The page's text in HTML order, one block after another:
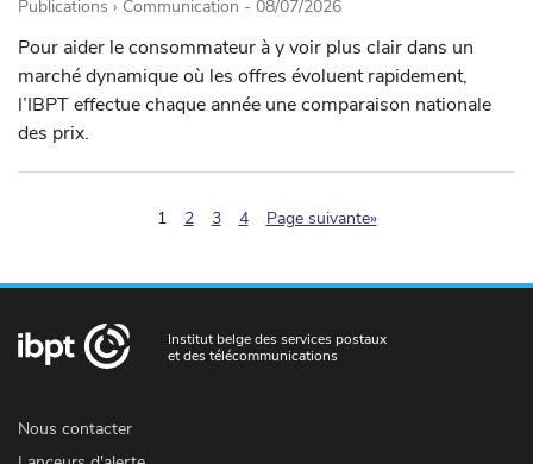
Publications › Communication - 08/07/2026
Pour aider le consommateur à y voir plus clair dans un
marché dynamique où les offres évoluent rapidement,
l’IBPT effectue chaque année une comparaison nationale
des prix.
1(pagination.current)
2 3 4 Page suivante»
Institut belge des services postaux
et des télécommunications
Nous contacter